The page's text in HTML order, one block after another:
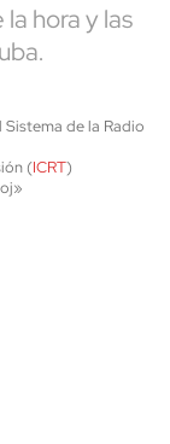
hora y las
de la Radio
(ICRT)